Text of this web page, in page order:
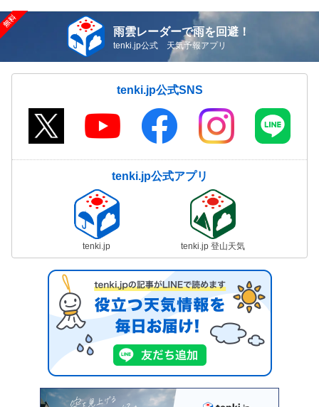
雨雲レーダーで雨を回避！
tenki.jp公式 天気予報アプリ
tenki.jp公式SNS
tenki.jp公式アプリ
tenki.jp tenki.jp 登山天気